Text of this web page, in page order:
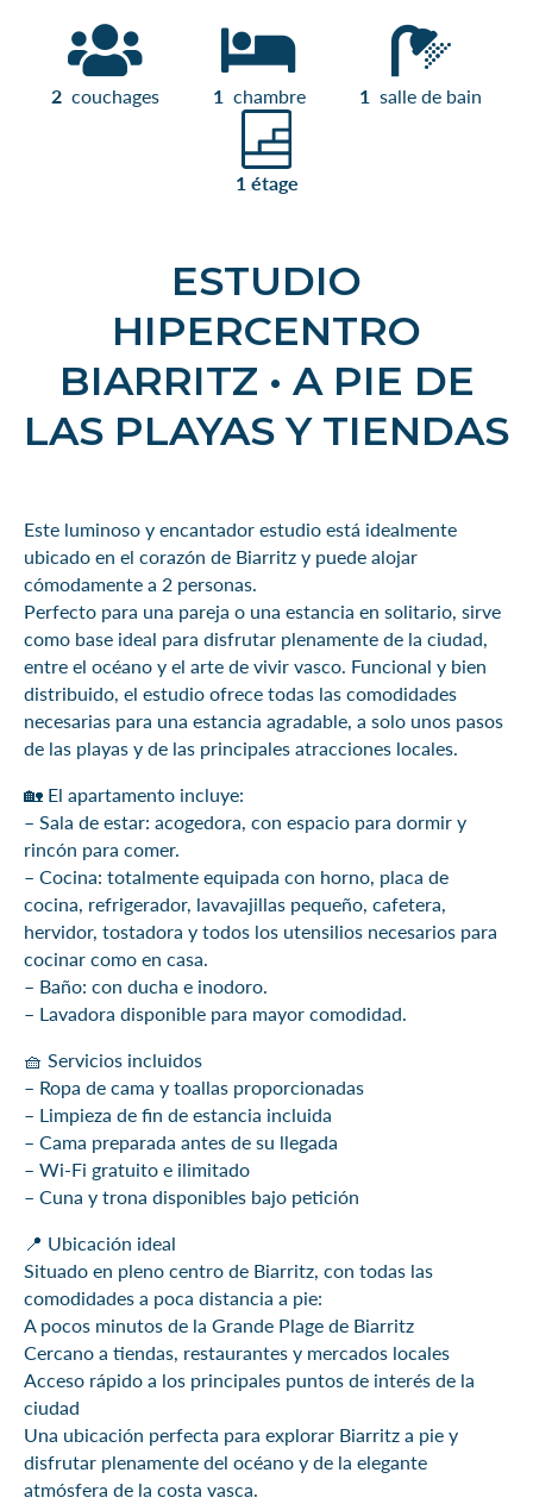
2 couchages 1 chambre 1 salle de bain
1 étage
ESTUDIO
HIPERCENTRO
BIARRITZ • A PIE DE
LAS PLAYAS Y TIENDAS
Este luminoso y encantador estudio está idealmente
ubicado en el corazón de Biarritz y puede alojar
cómodamente a 2 personas.
Perfecto para una pareja o una estancia en solitario, sirve
como base ideal para disfrutar plenamente de la ciudad,
entre el océano y el arte de vivir vasco. Funcional y bien
distribuido, el estudio ofrece todas las comodidades
necesarias para una estancia agradable, a solo unos pasos
de las playas y de las principales atracciones locales.
🏡 El apartamento incluye:
– Sala de estar: acogedora, con espacio para dormir y
rincón para comer.
– Cocina: totalmente equipada con horno, placa de
cocina, refrigerador, lavavajillas pequeño, cafetera,
hervidor, tostadora y todos los utensilios necesarios para
cocinar como en casa.
– Baño: con ducha e inodoro.
– Lavadora disponible para mayor comodidad.
🧺 Servicios incluidos
– Ropa de cama y toallas proporcionadas
– Limpieza de fin de estancia incluida
– Cama preparada antes de su llegada
– Wi-Fi gratuito e ilimitado
– Cuna y trona disponibles bajo petición
📍 Ubicación ideal
Situado en pleno centro de Biarritz, con todas las
comodidades a poca distancia a pie:
A pocos minutos de la Grande Plage de Biarritz
Cercano a tiendas, restaurantes y mercados locales
Acceso rápido a los principales puntos de interés de la
ciudad
Una ubicación perfecta para explorar Biarritz a pie y
disfrutar plenamente del océano y de la elegante
atmósfera de la costa vasca.